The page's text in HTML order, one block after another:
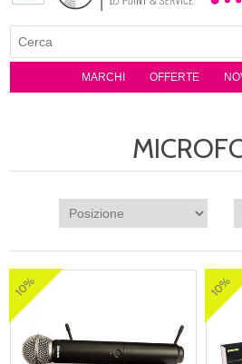
MARCHI OFFERTE
10% 10%